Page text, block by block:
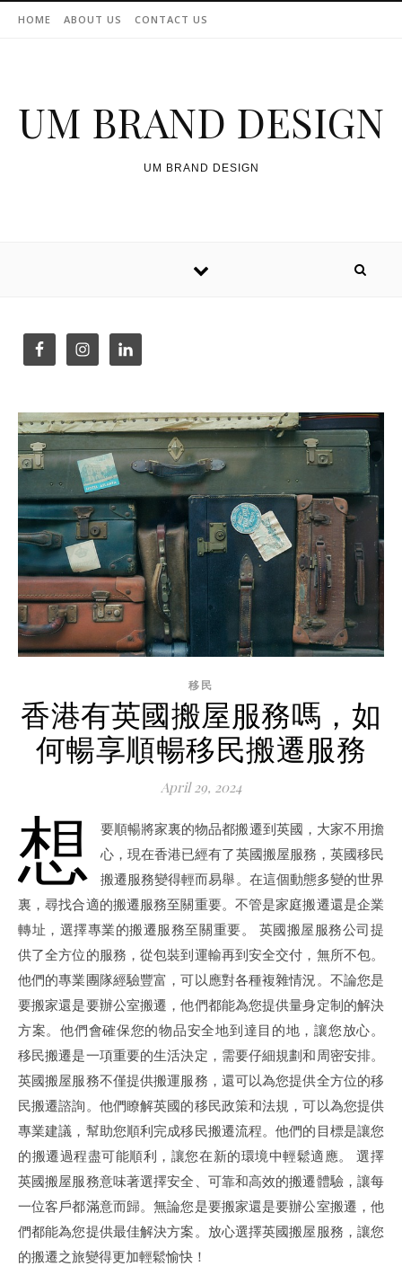
HOME ABOUT US CONTACT US
UM BRAND DESIGN
UM BRAND DESIGN
移民
香港有英國搬屋服務嗎，如
何暢享順暢移民搬遷服務
April 29, 2024
想
要順暢將家裏的物品都搬遷到英國，大家不用擔
心，現在香港已經有了英國搬屋服務，英國移民
搬遷服務變得輕而易舉。在這個動態多變的世界
裏，尋找合適的搬遷服務至關重要。不管是家庭搬遷還是企業
轉址，選擇專業的搬遷服務至關重要。 英國搬屋服務公司提
供了全方位的服務，從包裝到運輸再到安全交付，無所不包。
他們的專業團隊經驗豐富，可以應對各種複雜情況。不論您是
要搬家還是要辦公室搬遷，他們都能為您提供量身定制的解決
方案。他們會確保您的物品安全地到達目的地，讓您放心。
移民搬遷是一項重要的生活決定，需要仔細規劃和周密安排。
英國搬屋服務不僅提供搬運服務，還可以為您提供全方位的移
民搬遷諮詢。他們瞭解英國的移民政策和法規，可以為您提供
專業建議，幫助您順利完成移民搬遷流程。他們的目標是讓您
的搬遷過程盡可能順利，讓您在新的環境中輕鬆適應。 選擇
英國搬屋服務意味著選擇安全、可靠和高效的搬遷體驗，讓每
一位客戶都滿意而歸。無論您是要搬家還是要辦公室搬遷，他
們都能為您提供最佳解決方案。放心選擇英國搬屋服務，讓您
的搬遷之旅變得更加輕鬆愉快！